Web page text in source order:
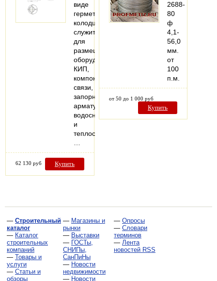
виде
герметичного
колодца
служит
для
размещения
оборудования
КИП,
компонентов
связи,
запорной
арматуры
водоснабжения
и
теплоснабжения.
62 130 руб Купить
2688-
80
ф
4,1-
56,0
мм.
от
100
п.м.
от 50 до 1 000 руб
Купить
— Строительный
каталог
— Каталог
строительных
компаний
— Товары и
услуги
— Статьи и
обзоры
— Магазины и
рынки
— Выставки
— ГОСТы,
СНИПы,
СанПиНы
— Новости
недвижимости
— Новости
— Опросы
— Словари
терминов
— Лента
новостей RSS